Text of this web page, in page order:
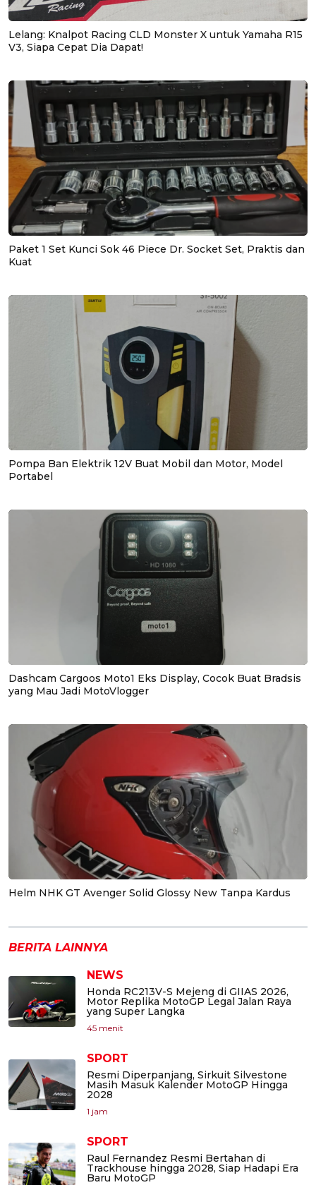
Lelang: Knalpot Racing CLD Monster X untuk Yamaha R15
V3, Siapa Cepat Dia Dapat!
Paket 1 Set Kunci Sok 46 Piece Dr. Socket Set, Praktis dan
Kuat
Pompa Ban Elektrik 12V Buat Mobil dan Motor, Model
Portabel
Dashcam Cargoos Moto1 Eks Display, Cocok Buat Bradsis
yang Mau Jadi MotoVlogger
Helm NHK GT Avenger Solid Glossy New Tanpa Kardus
BERITA LAINNYA
NEWS
Honda RC213V-S Mejeng di GIIAS 2026,
Motor Replika MotoGP Legal Jalan Raya
yang Super Langka
45 menit
SPORT
Resmi Diperpanjang, Sirkuit Silvestone
Masih Masuk Kalender MotoGP Hingga
2028
1 jam
SPORT
Raul Fernandez Resmi Bertahan di
Trackhouse hingga 2028, Siap Hadapi Era
Baru MotoGP